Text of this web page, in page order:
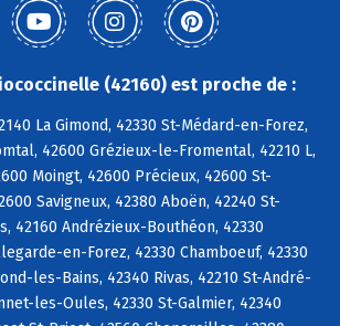
(42160) est proche de :
La Gimond, 42330 St-Médard-en-Forez,
42600 Grézieux-le-Fromental, 42210 L,
Moingt, 42600 Précieux, 42600 St-
Savigneux, 42380 Aboën, 42240 St-
42160 Andrézieux-Bouthéon, 42330
en-Forez, 42330 Chamboeuf, 42330
les-Bains, 42340 Rivas, 42210 St-André-
les-Oules, 42330 St-Galmier, 42340